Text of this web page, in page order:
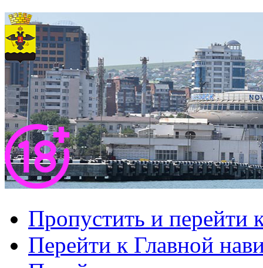
Пропустить и перейти
Перейти к Главной